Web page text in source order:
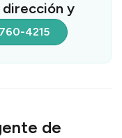
y
4215
de